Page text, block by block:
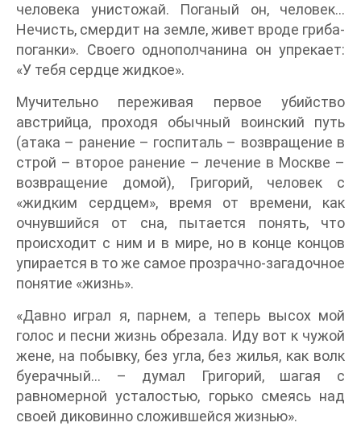
человека унистожай. Поганый он, человек…
Нечисть, смердит на земле, живет вроде гриба-
поганки». Своего однополчанина он упрекает:
«У тебя сердце жидкое».
Мучительно переживая первое убийство
австрийца, проходя обычный воинский путь
(атака – ранение – госпиталь – возвращение в
строй – второе ранение – лечение в Москве –
возвращение домой), Григорий, человек с
«жидким сердцем», время от времени, как
очнувшийся от сна, пытается понять, что
происходит с ним и в мире, но в конце концов
упирается в то же самое прозрачно-загадочное
понятие «жизнь».
«Давно играл я, парнем, а теперь высох мой
голос и песни жизнь обрезала. Иду вот к чужой
жене, на побывку, без угла, без жилья, как волк
буерачный… – думал Григорий, шагая с
равномерной усталостью, горько смеясь над
своей диковинно сложившейся жизнью».